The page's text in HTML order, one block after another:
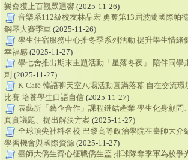
樂會獲上百觀眾迴響 (2025-11-26)
音樂系112級校友林品宏 勇奪第13屆波蘭國際帕
鋼琴大賽季軍 (2025-11-26)
學生住宿服務中心推冬季系列活動 提升學生情緒
幸福感 (2025-11-27)
學七舍推出期末主題活動「星落冬夜」 陪伴同學
刺 (2025-11-27)
K-Café 韓語聊天室八場活動圓滿落幕 自在交流環
比賽 培養學生口語自信 (2025-11-27)
表藝所「藝企合作」課程鏈結產業 學生化身顧問
真實議題、提出解決方案 (2025-11-27)
全球頂尖社科名校 巴黎高等政治學院在臺師大介
學習機會與國際資源 (2025-11-27)
臺師大僑生齊心征戰僑生盃 排球隊奪季軍為校爭